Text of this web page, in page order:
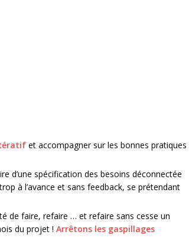
et accompagner sur les bonnes pratiques
d’une spécification des besoins déconnectée
à l’avance et sans feedback, se prétendant
de faire, refaire … et refaire sans cesse un
du projet ! Arrêtons les gaspillages